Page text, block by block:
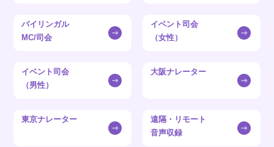
バイリンガル
MC/司会
イベント司会
（女性）
イベント司会
（男性）
大阪ナレーター
東京ナレーター
遠隔・リモート
音声収録